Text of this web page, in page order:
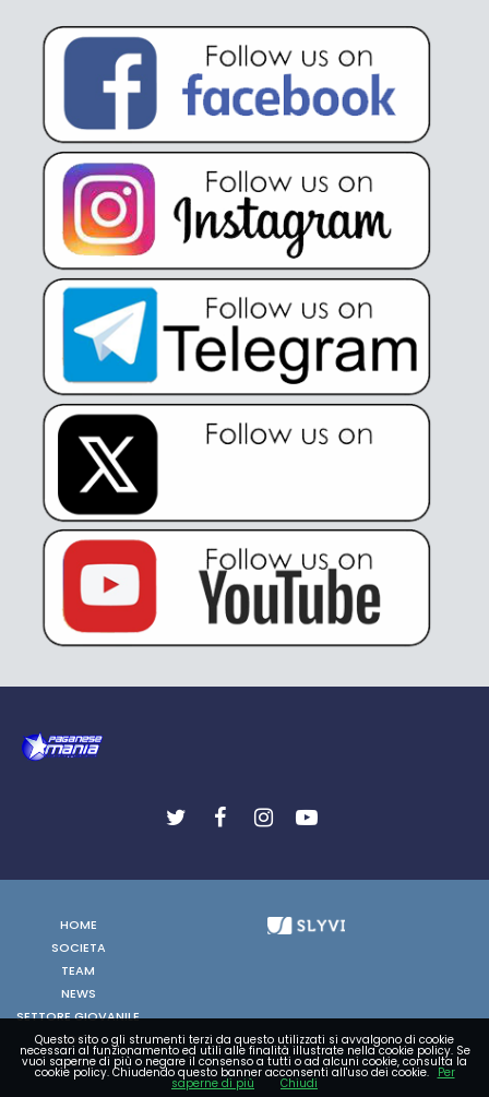
HOME
SOCIETA
TEAM
NEWS
SETTORE GIOVANILE
FOTO
VIDEO
Questo sito o gli strumenti terzi da questo utilizzati si avvalgono di cookie
necessari al funzionamento ed utili alle finalità illustrate nella cookie policy. Se
vuoi saperne di più o negare il consenso a tutti o ad alcuni cookie, consulta la
cookie policy. Chiudendo questo banner acconsenti all'uso dei cookie. Per
saperne di più Chiudi